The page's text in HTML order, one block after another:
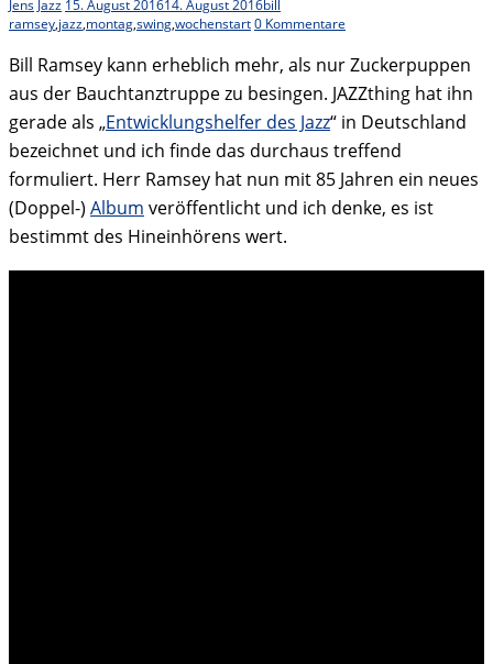
JensJazz 15. August 201614. August 2016bill
ramsey,jazz,montag,swing,wochenstart0 Kommentare
Bill Ramsey kann erheblich mehr, als nur Zuckerpuppen
aus der Bauchtanztruppe zu besingen. JAZZthing hat ihn
gerade als „Entwicklungshelfer des Jazz“ in Deutschland
bezeichnet und ich finde das durchaus treffend
formuliert. Herr Ramsey hat nun mit 85 Jahren ein neues
(Doppel-) Album veröffentlicht und ich denke, es ist
bestimmt des Hineinhörens wert.